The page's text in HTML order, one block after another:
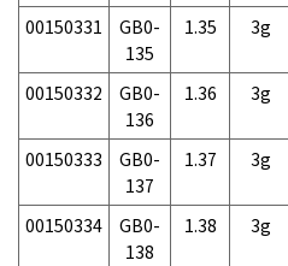
00150331
GB0-
135
1.35 3g
00150332
GB0-
136
1.36 3g
00150333
GB0-
137
1.37 3g
00150334
GB0-
138
1.38 3g